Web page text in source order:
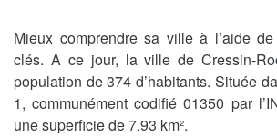
Mieux comprendre sa ville à l’aide
clés. A ce jour, la ville de Cressin-
population de 374 d’habitants. Située
1, communément codifié 01350 par
une superficie de 7.93 km².